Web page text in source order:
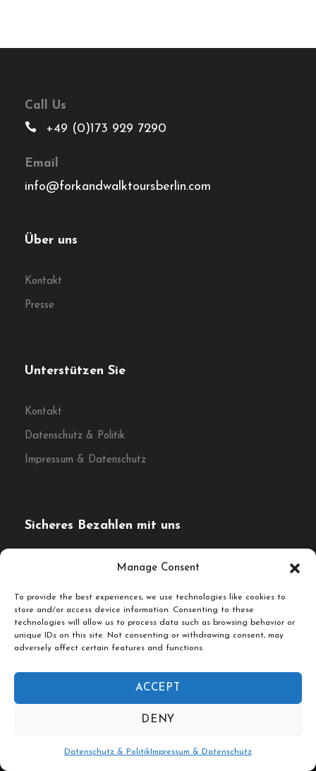
Manage Consent
To provide the best experiences, we use technologies like cookies to
store and/or access device information. Consenting to these
technologies will allow us to process data such as browsing behavior or
unique IDs on this site. Not consenting or withdrawing consent, may
adversely affect certain features and functions.
ACCEPT
DENY
Datenschutz & Politik Impressum & Datenschutz
Call Us
+49 (0)173 929 7290
Email
info@forkandwalktoursberlin.com
Über uns
Kontakt
Presse
Unterstützen Sie
Kontakt
Datenschutz & Politik
Impressum & Datenschutz
Sicheres Bezahlen mit uns
Die Zahlung wird verschlüsselt und sicher mit einem SSL-
© Fork & Walk Tours Berlin